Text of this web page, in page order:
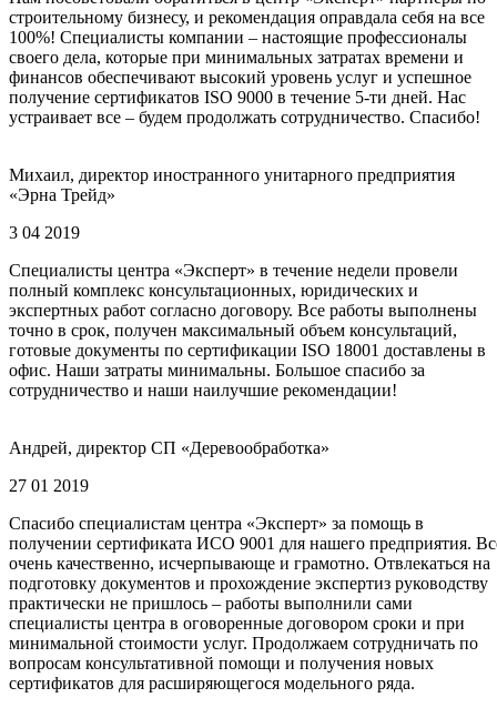
строительному бизнесу, и рекомендация оправдала себя на все
100%! Специалисты компании – настоящие профессионалы
своего дела, которые при минимальных затратах времени и
финансов обеспечивают высокий уровень услуг и успешное
получение сертификатов ISO 9000 в течение 5-ти дней. Нас
устраивает все – будем продолжать сотрудничество. Спасибо!
Михаил, директор иностранного унитарного предприятия
«Эрна Трейд»
3 04 2019
Специалисты центра «Эксперт» в течение недели провели
полный комплекс консультационных, юридических и
экспертных работ согласно договору. Все работы выполнены
точно в срок, получен максимальный объем консультаций,
готовые документы по сертификации ISO 18001 доставлены в
офис. Наши затраты минимальны. Большое спасибо за
сотрудничество и наши наилучшие рекомендации!
Андрей, директор СП «Деревообработка»
27 01 2019
Спасибо специалистам центра «Эксперт» за помощь в
получении сертификата ИСО 9001 для нашего предприятия.
очень качественно, исчерпывающе и грамотно. Отвлекаться на
подготовку документов и прохождение экспертиз руководству
практически не пришлось – работы выполнили сами
специалисты центра в оговоренные договором сроки и при
минимальной стоимости услуг. Продолжаем сотрудничать по
вопросам консультативной помощи и получения новых
сертификатов для расширяющегося модельного ряда.